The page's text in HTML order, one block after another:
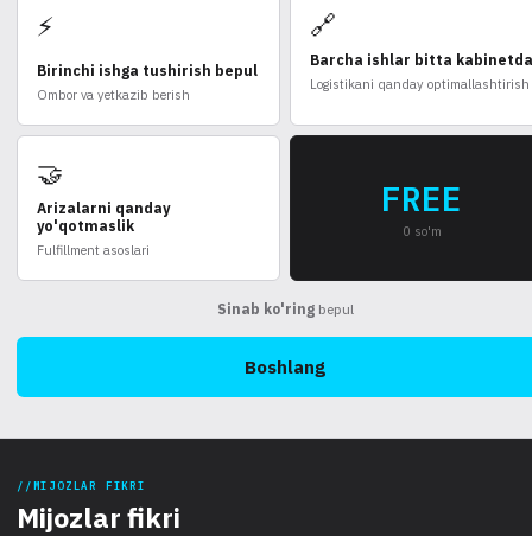
⚡
Birinchi ishga tushirish bepul
Ombor va yetkazib berish
🔗
Barcha ishlar bitta kabinetda
Logistikani qanday optimallashtirish
🤝
Arizalarni qanday
yo'qotmaslik
Fulfillment asoslari
FREE
0 so'm
Sinab ko'ringbepul
Boshlang
MIJOZLAR FIKRI
Mijozlar fikri